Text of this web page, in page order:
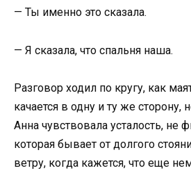
— Ты именно это сказала.
— Я сказала, что спальня наша.
Разговор ходил по кругу, как
качается в одну и ту же сторону,
Анна чувствовала усталость, не
которая бывает от долгого
ветру, когда кажется, что еще